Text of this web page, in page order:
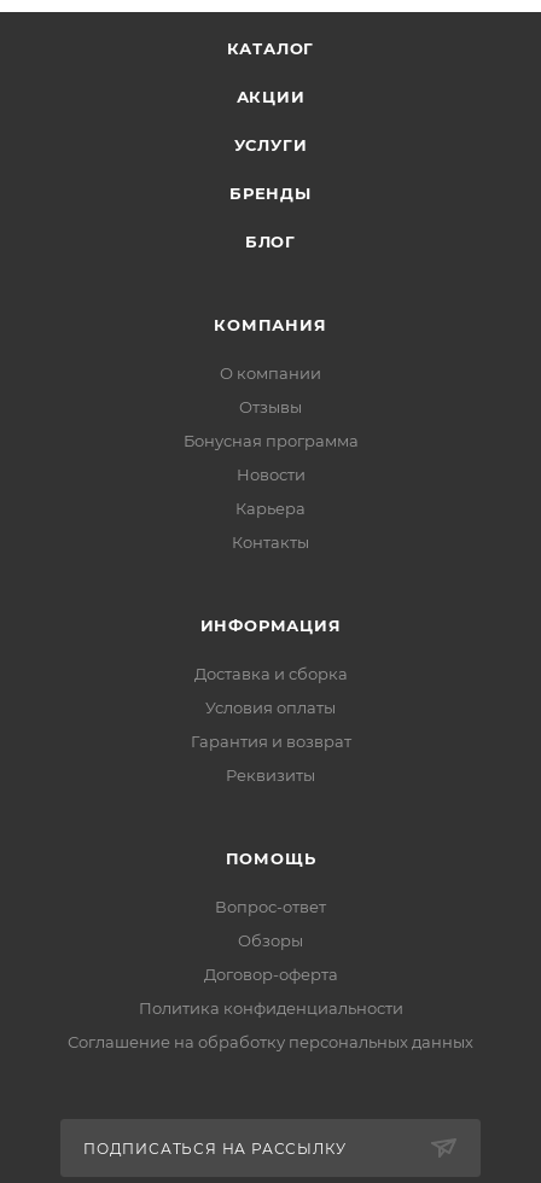
КАТАЛОГ
АКЦИИ
УСЛУГИ
БРЕНДЫ
БЛОГ
КОМПАНИЯ
О компании
Отзывы
Бонусная программа
Новости
Карьера
Контакты
ИНФОРМАЦИЯ
Доставка и сборка
Условия оплаты
Гарантия и возврат
Реквизиты
ПОМОЩЬ
Вопрос-ответ
Обзоры
Договор-оферта
Политика конфиденциальности
Соглашение на обработку персональных данных
ПОДПИСАТЬСЯ НА РАССЫЛКУ